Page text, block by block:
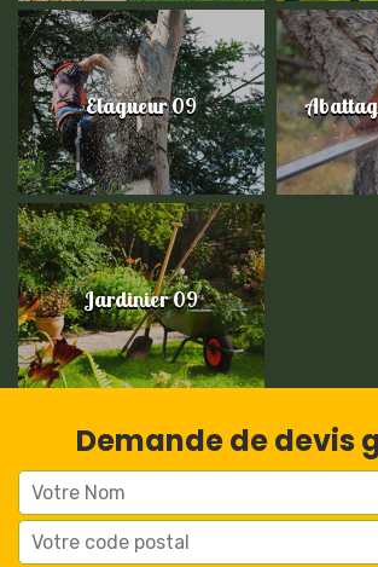
Elagueur 09
Jardinier 09
Demande de devis